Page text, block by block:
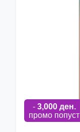
- 3,000ден.
промо попуст